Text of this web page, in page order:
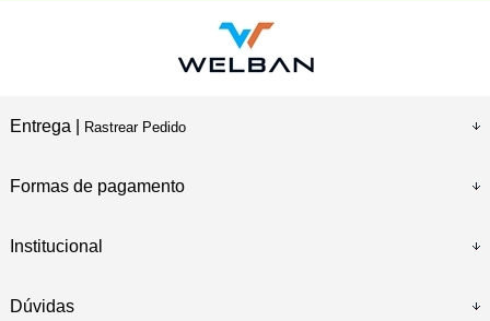
Entrega | Rastrear Pedido
Formas de pagamento
Institucional
Dúvidas